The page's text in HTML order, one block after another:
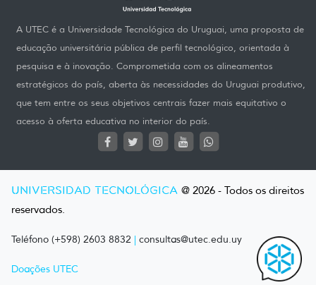
A UTEC é a Universidade Tecnológica do Uruguai, uma proposta de
educação universitária pública de perfil tecnológico, orientada à
pesquisa e à inovação. Comprometida com os alineamentos
estratégicos do país, aberta às necessidades do Uruguai produtivo,
que tem entre os seus objetivos centrais fazer mais equitativo o
acesso à oferta educativa no interior do país.
UNIVERSIDAD TECNOLÓGICA @ 2026 - Todos os direitos
reservados.
Teléfono (+598) 2603 8832 | consultas@utec.edu.uy
Doações UTEC